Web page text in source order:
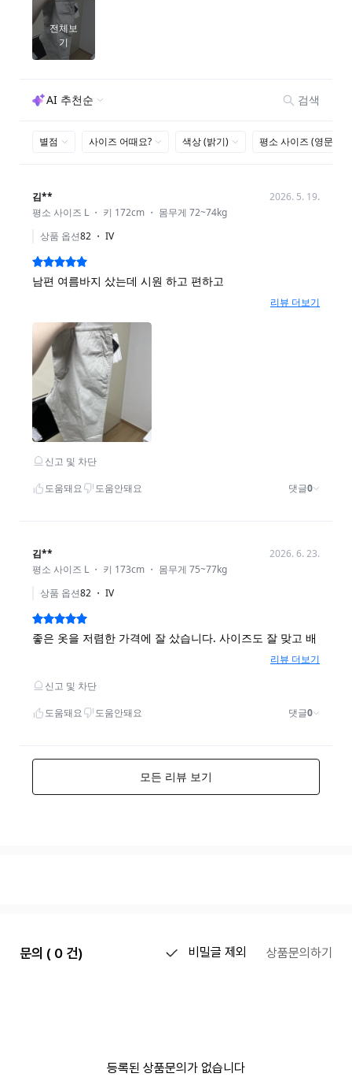
문의 ( 0 건) 비밀글 제외 상품문의하기
등록된 상품문의가 없습니다